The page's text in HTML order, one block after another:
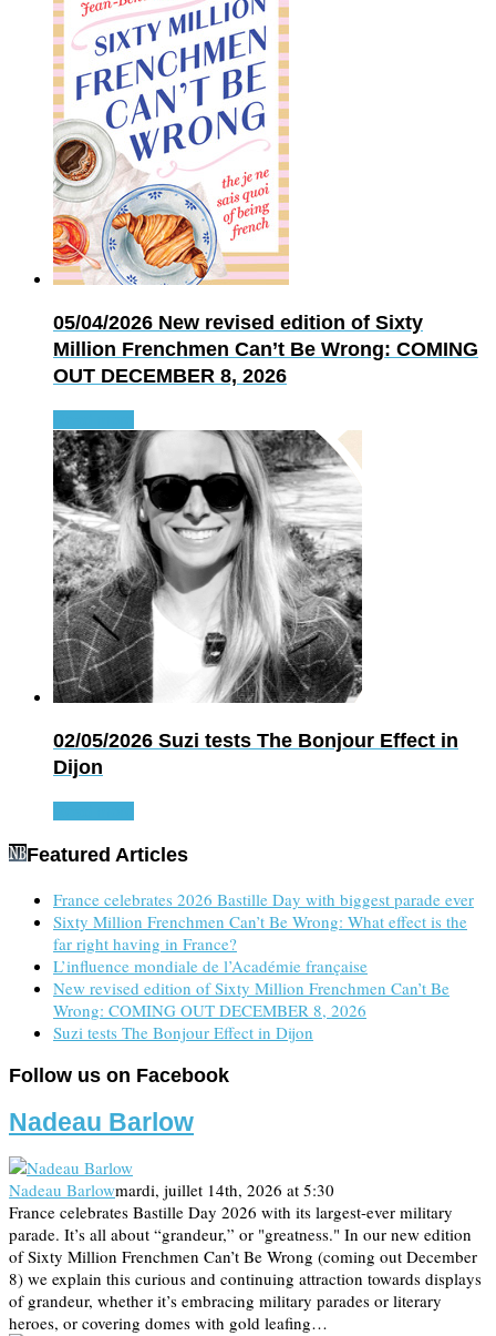
05/04/2026 New revised edition of Sixty
Million Frenchmen Can’t Be Wrong: COMING
OUT DECEMBER 8, 2026
02/05/2026 Suzi tests The Bonjour Effect in
Dijon
Featured Articles
France celebrates 2026 Bastille Day with biggest parade ever
Sixty Million Frenchmen Can’t Be Wrong: What effect is the
far right having in France?
L’influence mondiale de l’Académie française
New revised edition of Sixty Million Frenchmen Can’t Be
Wrong: COMING OUT DECEMBER 8, 2026
Suzi tests The Bonjour Effect in Dijon
Follow us on Facebook
Nadeau Barlow
Nadeau Barlowmardi, juillet 14th, 2026 at 5:30
France celebrates Bastille Day 2026 with its largest-ever military
parade. It’s all about “grandeur,” or "greatness." In our new edition
of Sixty Million Frenchmen Can’t Be Wrong (coming out December
8) we explain this curious and continuing attraction towards displays
of grandeur, whether it’s embracing military parades or literary
heroes, or covering domes with gold leafing…